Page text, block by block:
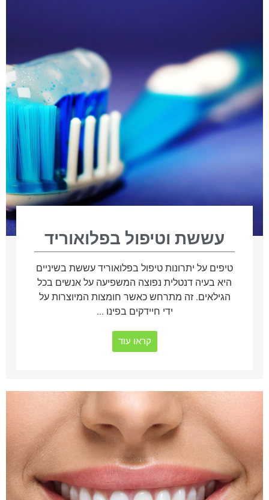
עששת וטיפול בפלואוריד
טיפים על יתרונות טיפול בפלואוריד עששת בשיניים
היא בעיה דנטלית נפוצה המשפיעה על אנשים בכל
הגילאים. זה מתרחש כאשר חומצות המיוצרות על
ידי חיידקים בפינו ...
קראו עוד